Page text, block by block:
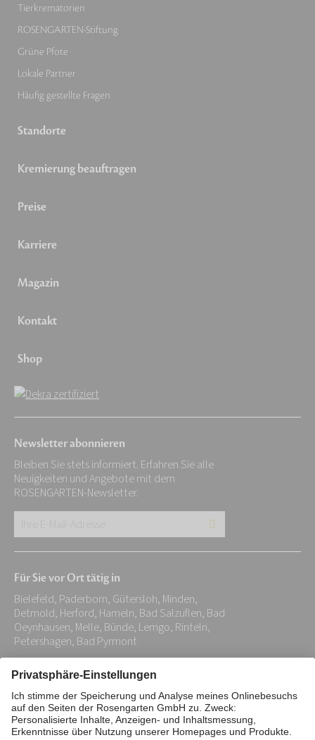
Tierkrematorien
ROSENGARTEN-Stiftung
Grüne Pfote
Lokale Partner
Häufig gestellte Fragen
Standorte
Kremierung beauftragen
Preise
Karriere
Magazin
Kontakt
Shop
Newsletter abonnieren
Bleiben Sie stets informiert. Erfahren Sie alle
Neuigkeiten und Angebote mit dem
ROSENGARTEN-Newsletter.
E-
Adresse:
*
Für Sie vor Ort tätig in
Bielefeld, Paderborn, Gütersloh, Minden,
Detmold, Herford, Hameln, Bad Salzuflen, Bad
Oeynhausen, Melle, Bünde, Lemgo, Rinteln,
Petershagen, Bad Pyrmont
Impressum Datenschutz
Stiftung
Interne Meldestelle
Zahlungsmittel